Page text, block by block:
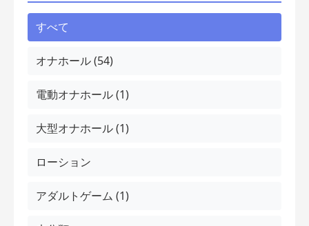
すべて
オナホール (54)
電動オナホール (1)
大型オナホール (1)
ローション
アダルトゲーム (1)